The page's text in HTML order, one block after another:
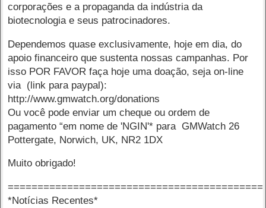
corporações e a propaganda da indústria da
biotecnologia e seus patrocinadores.
Dependemos quase exclusivamente, hoje em dia, do
apoio financeiro que sustenta nossas campanhas. Por
isso POR FAVOR faça hoje uma doação, seja on-line
via (link para paypal):
http://www.gmwatch.org/donations
Ou você pode enviar um cheque ou ordem de
pagamento “em nome de 'NGIN'* para GMWatch 26
Pottergate, Norwich, UK, NR2 1DX
Muito obrigado!
*Notícias Recentes*